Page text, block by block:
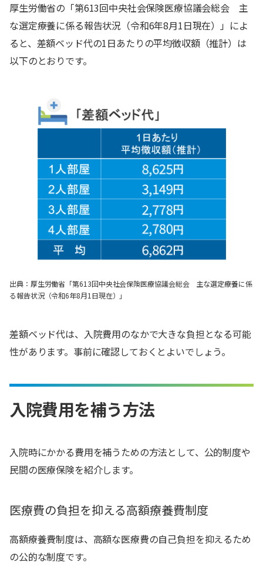
厚生労働省の「第613回中央社会保険医療協議会総会 主
な選定療養に係る報告状況（令和6年8月1日現在）」によ
ると、差額ベッド代の1日あたりの平均徴収額（推計）は
以下のとおりです。
出典：厚生労働省「第613回中央社会保険医療協議会総会 主な選定療養に係
る報告状況（令和6年8月1日現在）」
差額ベッド代は、入院費用のなかで大きな負担となる可能
性があります。事前に確認しておくとよいでしょう。
入院費用を補う方法
入院時にかかる費用を補うための方法として、公的制度や
民間の医療保険を紹介します。
医療費の負担を抑える高額療養費制度
高額療養費制度は、高額な医療費の自己負担を抑えるため
の公的な制度です。